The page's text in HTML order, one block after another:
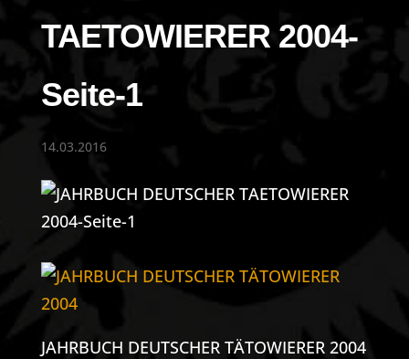
TAETOWIERER 2004-
Seite-1
14.03.2016
JAHRBUCH DEUTSCHER TÄTOWIERER 2004